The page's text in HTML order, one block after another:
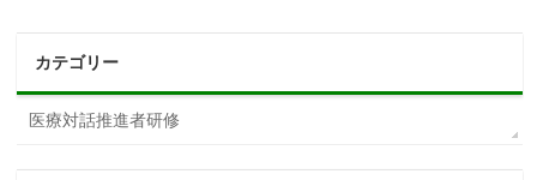
カテゴリー
医療対話推進者研修